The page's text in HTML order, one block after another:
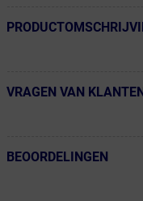
← Terug naar
← Terug naar
VRAGEN VAN KLANTEN
← Terug naar
BEOORDELINGEN